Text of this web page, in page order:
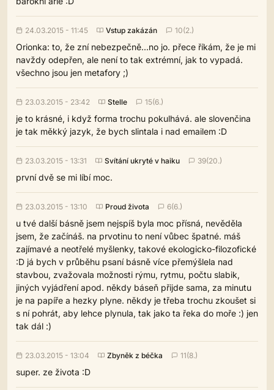
24.03.2015 - 11:45 Vstup zakázán 10(2.)
Orionka: to, že zní nebezpečně...no jo. přece říkám, že je mi
navždy odepřen, ale není to tak extrémní, jak to vypadá.
všechno jsou jen metafory ;)
23.03.2015 - 23:42 Stelle 15(6.)
je to krásné, i když forma trochu pokulhává. ale slovenčina
je tak měkký jazyk, že bych slintala i nad emailem :D
23.03.2015 - 13:31 Svítání ukryté v haiku 39(20.)
první dvě se mi líbí moc.
23.03.2015 - 13:10 Proud života 6(6.)
u tvé další básně jsem nejspíš byla moc přísná, nevěděla
jsem, že začínáš. na prvotinu to není vůbec špatné. máš
zajímavé a neotřelé myšlenky, takové ekologicko-filozofické
:D já bych v průběhu psaní básně více přemýšlela nad
stavbou, zvažovala možnosti rýmu, rytmu, počtu slabik,
jiných vyjádření apod. někdy báseň přijde sama, za minutu
je na papíře a hezky plyne. někdy je třeba trochu zkoušet si
s ní pohrát, aby lehce plynula, tak jako ta řeka do moře :) jen
tak dál :)
23.03.2015 - 13:04 Zbyněk z béčka 11(8.)
super. ze života :D